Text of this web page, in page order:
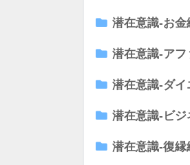
潜在意識-お金
潜在意識-ア
潜在意識-ダイ
潜在意識-ビジ
潜在意識-復縁